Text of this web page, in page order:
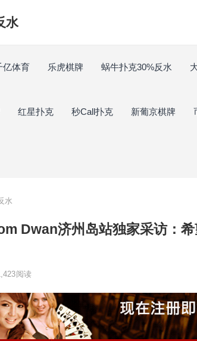
水
亿体育 乐虎棋牌 蜗牛扑克30%反水
红星扑克 秒Call扑克 新葡京棋牌
水
Dwan济州岛站独家采访：
阅读